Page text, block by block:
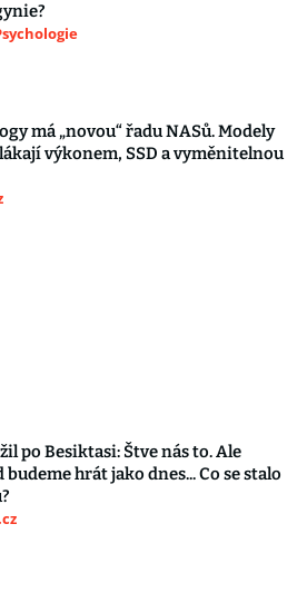
má „novou“ řadu NASů. Modely
výkonem, SSD a vyměnitelnou
po Besiktasi: Štve nás to. Ale
budeme hrát jako dnes... Co se stalo